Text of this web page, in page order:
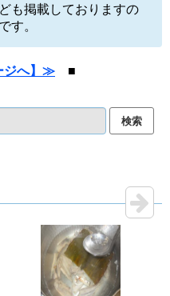
も掲載しておりますの
す。
ジへ】≫ ■